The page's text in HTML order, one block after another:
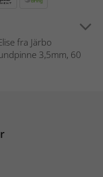
fra Järbo
3,5mm, 60